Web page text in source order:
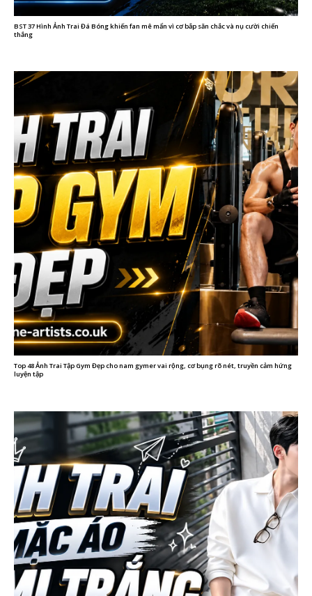
BST 37 Hình Ảnh Trai Đá Bóng khiến fan mê mẩn vì cơ bắp săn chắc và nụ cười chiến
thắng
Top 48 Ảnh Trai Tập Gym Đẹp cho nam gymer vai rộng, cơ bụng rõ nét, truyền cảm hứng
luyện tập